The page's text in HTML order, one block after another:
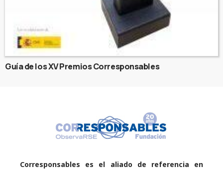
Guía de los XV Premios Corresponsables
Corresponsables es el aliado de referencia en